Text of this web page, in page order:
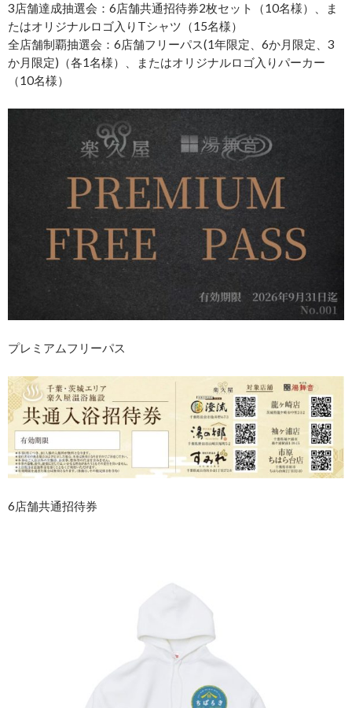
3店舗達成抽選会：6店舗共通招待券2枚セット（10名様）、ま
たはオリジナルロゴ入りTシャツ（15名様）
全店舗制覇抽選会：6店舗フリーパス(1年限定、6か月限定、3
か月限定)（各1名様）、またはオリジナルロゴ入りパーカー
（10名様）
プレミアムフリーパス
6店舗共通招待券